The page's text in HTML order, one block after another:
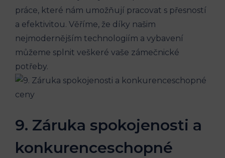
práce, které nám umožňují pracovat s přesností
a efektivitou. Věříme, že díky našim
nejmodernějším technologiím a vybavení
můžeme splnit veškeré vaše zámečnické
potřeby.
9. Záruka spokojenosti a
konkurenceschopné